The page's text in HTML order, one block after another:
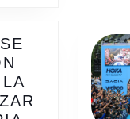
NORTH
FACE